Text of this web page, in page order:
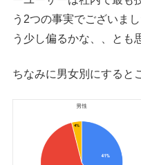
う2つの事実でございま
う少し偏るかな、、とも
ちなみに男女別にすると